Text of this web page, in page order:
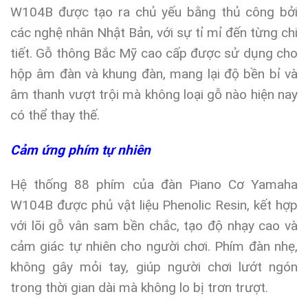
W104B được tạo ra chủ yếu bằng thủ công bởi
các nghệ nhân Nhật Bản, với sự tỉ mỉ đến từng chi
tiết. Gỗ thông Bắc Mỹ cao cấp được sử dụng cho
hộp âm đàn và khung đàn, mang lại độ bền bỉ và
âm thanh vượt trội mà không loại gỗ nào hiện nay
có thể thay thế.
Cảm ứng phím tự nhiên
Hệ thống 88 phím của đàn Piano Cơ Yamaha
W104B được phủ vật liệu Phenolic Resin, kết hợp
với lõi gỗ vân sam bền chắc, tạo độ nhạy cao và
cảm giác tự nhiên cho người chơi. Phím đàn nhẹ,
không gây mỏi tay, giúp người chơi lướt ngón
trong thời gian dài mà không lo bị trơn trượt.